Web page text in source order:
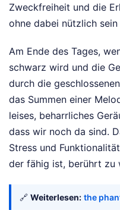
Zweckfreiheit und die
ohne dabei nützlich sein
Am Ende des Tages,
schwarz wird und die
durch die
das Summen einer
leises, beharrliches
dass wir noch da sind.
Stress und
der fähig ist, berührt zu
🔗 Weiterlesen: the